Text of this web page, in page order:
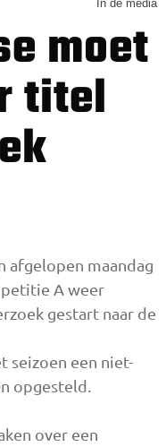
In de media
titel
afgelopen maandag
A weer
gestart naar de
seizoen een niet-
opgesteld.
over een